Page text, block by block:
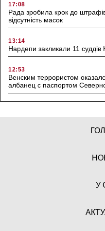
17:08
Рада зробила крок до штрафів
відсутність масок
13:14
Нардепи закликали 11
12:53
Венским террористом
албанец с паспортом
У